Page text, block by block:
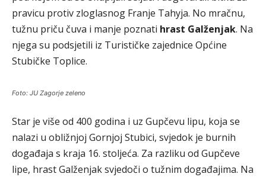
pravicu protiv zloglasnog Franje Tahyja. No mračnu,
tužnu priču čuva i manje poznati hrast Galženjak. Na
njega su podsjetili iz Turističke zajednice Općine
Stubičke Toplice.
Foto: JU Zagorje zeleno
Star je više od 400 godina i uz Gupčevu lipu, koja se
nalazi u obližnjoj Gornjoj Stubici, svjedok je burnih
događaja s kraja 16. stoljeća. Za razliku od Gupčeve
lipe, hrast Galženjak svjedoči o tužnim događajima. Na